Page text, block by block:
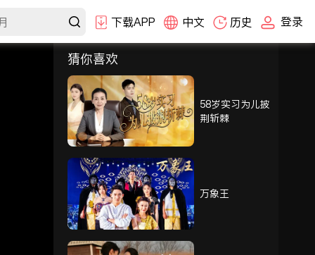
下载APP 中文 历史 登录
选集
1-30
31-60 61-90 91-100
91 92 93
94 95 96
97 98 99
猜你喜欢
58岁实习为儿披
荆斩棘
万象王